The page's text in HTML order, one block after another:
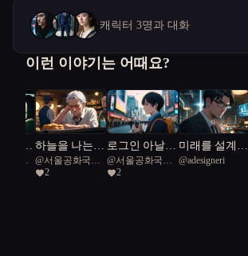
캐릭터 3명과 대화
이런 이야기는 어때요?
려준
국일
하늘을 나는
붕어빵
@서울공화국일
급시민
2
로그인 아날로
그
@서울공화국일
급시민
2
미래를 설계하
는 인간들
@adesigneri